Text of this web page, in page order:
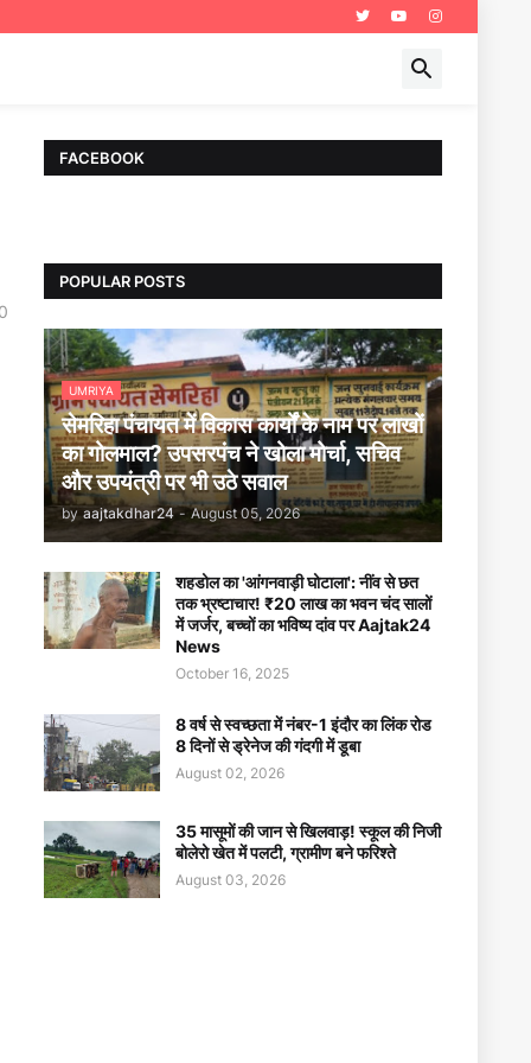
FACEBOOK
POPULAR POSTS
UMRIYA
सेमरिहा पंचायत में विकास कार्यों के नाम पर लाखों
का गोलमाल? उपसरपंच ने खोला मोर्चा, सचिव
और उपयंत्री पर भी उठे सवाल
by aajtakdhar24 - August 05, 2026
शहडोल का 'आंगनवाड़ी घोटाला': नींव से छत
तक भ्रष्टाचार! ₹20 लाख का भवन चंद सालों
में जर्जर, बच्चों का भविष्य दांव पर Aajtak24
News
October 16, 2025
8 वर्ष से स्वच्छता में नंबर-1 इंदौर का लिंक रोड
8 दिनों से ड्रेनेज की गंदगी में डूबा
August 02, 2026
35 मासूमों की जान से खिलवाड़! स्कूल की निजी
बोलेरो खेत में पलटी, ग्रामीण बने फरिश्ते
August 03, 2026